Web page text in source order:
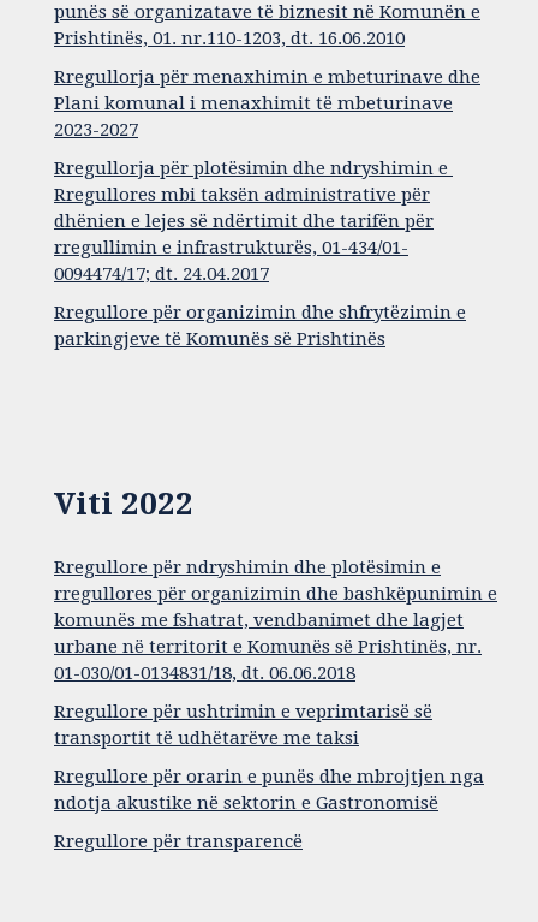
punës së organizatave të biznesit në Komunën e
Prishtinës, 01. nr.110-1203, dt. 16.06.2010
Rregullorja për menaxhimin e mbeturinave dhe
Plani komunal i menaxhimit të mbeturinave
2023-2027
Rregullorja për plotësimin dhe ndryshimin e
Rregullores mbi taksën administrative për
dhënien e lejes së ndërtimit dhe tarifën për
rregullimin e infrastrukturës, 01-434/01-
0094474/17; dt. 24.04.2017
Rregullore për organizimin dhe shfrytëzimin e
parkingjeve të Komunës së Prishtinës
Viti 2022
Rregullore për ndryshimin dhe plotësimin e
rregullores për organizimin dhe bashkëpunimin e
komunës me fshatrat, vendbanimet dhe lagjet
urbane në territorit e Komunës së Prishtinës, nr.
01-030/01-0134831/18, dt. 06.06.2018
Rregullore për ushtrimin e veprimtarisë së
transportit të udhëtarëve me taksi
Rregullore për orarin e punës dhe mbrojtjen nga
ndotja akustike në sektorin e Gastronomisë
Rregullore për transparencë